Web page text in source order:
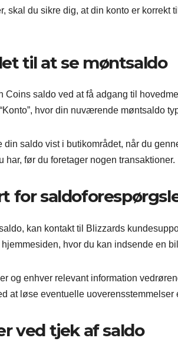
skal du sikre dig, at din konto er korrekt
til at se møntsaldo
Coins saldo ved at få adgang til
hvor din nuværende møntsaldo
din saldo vist i butikområdet, når du
har, før du foretager nogen transaktioner.
for
kan kontakt til Blizzards
hvor du kan indsende en
og enhver relevant information
at løse eventuelle uoverensstemmelser
ved tjek af saldo